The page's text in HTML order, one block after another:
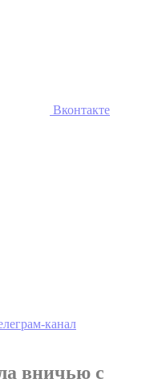
Вконтакте
канал
вничью с